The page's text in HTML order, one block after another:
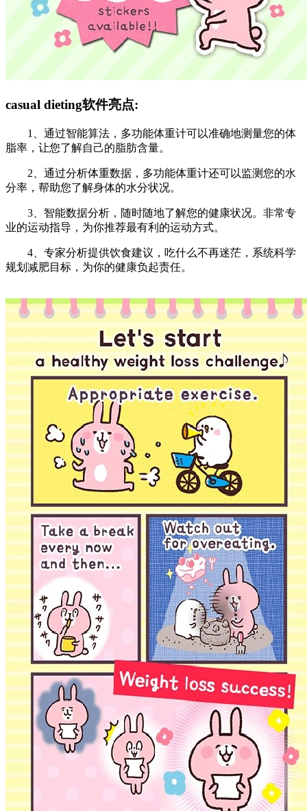
casual dieting软件亮点:
1、通过智能算法，多功能体重计可以准确地测量您的体
脂率，让您了解自己的脂肪含量。
2、通过分析体重数据，多功能体重计还可以监测您的水
分率，帮助您了解身体的水分状况。
3、智能数据分析，随时随地了解您的健康状况。非常专
业的运动指导，为你推荐最有利的运动方式。
4、专家分析提供饮食建议，吃什么不再迷茫，系统科学
规划减肥目标，为你的健康负起责任。